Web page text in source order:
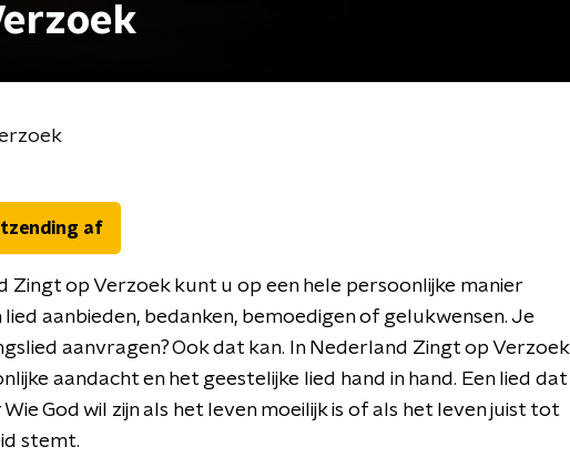
af
Zingt op Verzoek kunt u op een hele persoonlijke manier
lied aanbieden, bedanken, bemoedigen of gelukwensen. Je
aanvragen? Ook dat kan. In Nederland Zingt op Verzoek
aandacht en het geestelijke lied hand in hand. Een lied dat
God wil zijn als het leven moeilijk is of als het leven juist tot
stemt.